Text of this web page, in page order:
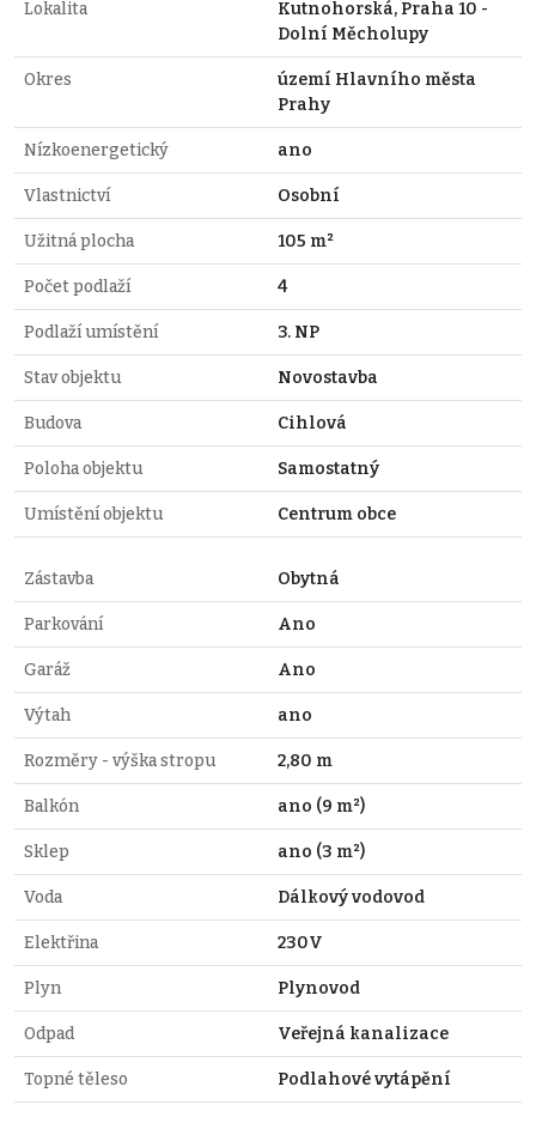
Lokalita
Kutnohorská, Praha 10 -
Dolní Měcholupy
Okres
území Hlavního města
Prahy
Nízkoenergetický ano
Vlastnictví Osobní
Užitná plocha 105 m²
Počet podlaží 4
Podlaží umístění 3. NP
Stav objektu Novostavba
Budova Cihlová
Poloha objektu Samostatný
Umístění objektu Centrum obce
Zástavba Obytná
Parkování Ano
Garáž Ano
Výtah ano
Rozměry - výška stropu 2,80 m
Balkón ano (9 m²)
Sklep ano (3 m²)
Voda Dálkový vodovod
Elektřina 230V
Plyn Plynovod
Odpad Veřejná kanalizace
Topné těleso Podlahové vytápění